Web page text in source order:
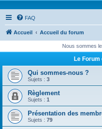
FAQ
Accueil Accueil du forum
Nous sommes
Le
Qui sommes-nous ?
Sujets : 3
Règlement
Sujets : 1
Présentation des
Sujets : 79